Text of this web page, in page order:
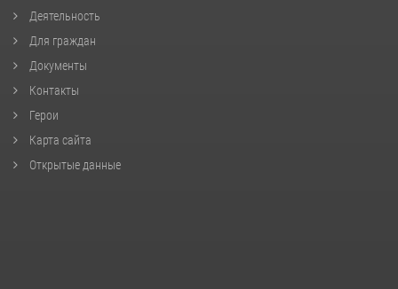
Деятельность
Для граждан
Документы
Контакты
Герои
Карта сайта
Открытые данные